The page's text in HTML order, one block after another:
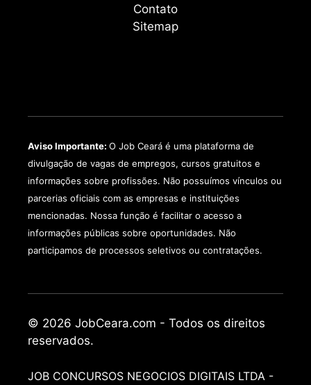
Contato
Sitemap
Aviso Importante: O Job Ceará é uma plataforma de
divulgação de vagas de empregos, cursos gratuitos e
informações sobre profissões. Não possuímos vínculos ou
parcerias oficiais com as empresas e instituições
mencionadas. Nossa função é facilitar o acesso a
informações públicas sobre oportunidades. Não
participamos de processos seletivos ou contratações.
© 2026 JobCeara.com - Todos os direitos
reservados.
JOB CONCURSOS NEGOCIOS DIGITAIS LTDA -